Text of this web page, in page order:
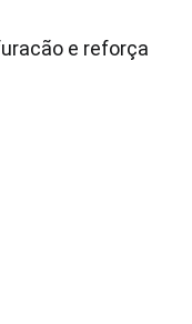
e reforça